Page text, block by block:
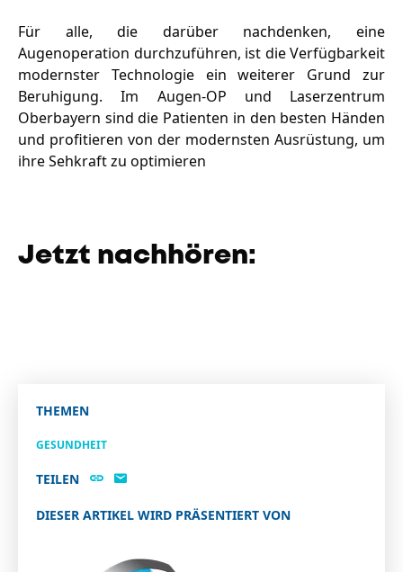
Für alle, die darüber nachdenken, eine
Augenoperation durchzuführen, ist die Verfügbarkeit
modernster Technologie ein weiterer Grund zur
Beruhigung. Im Augen-OP und Laserzentrum
Oberbayern sind die Patienten in den besten Händen
und profitieren von der modernsten Ausrüstung, um
ihre Sehkraft zu optimieren
Jetzt nachhören:
THEMEN
GESUNDHEIT
TEILEN
DIESER ARTIKEL WIRD PRÄSENTIERT VON